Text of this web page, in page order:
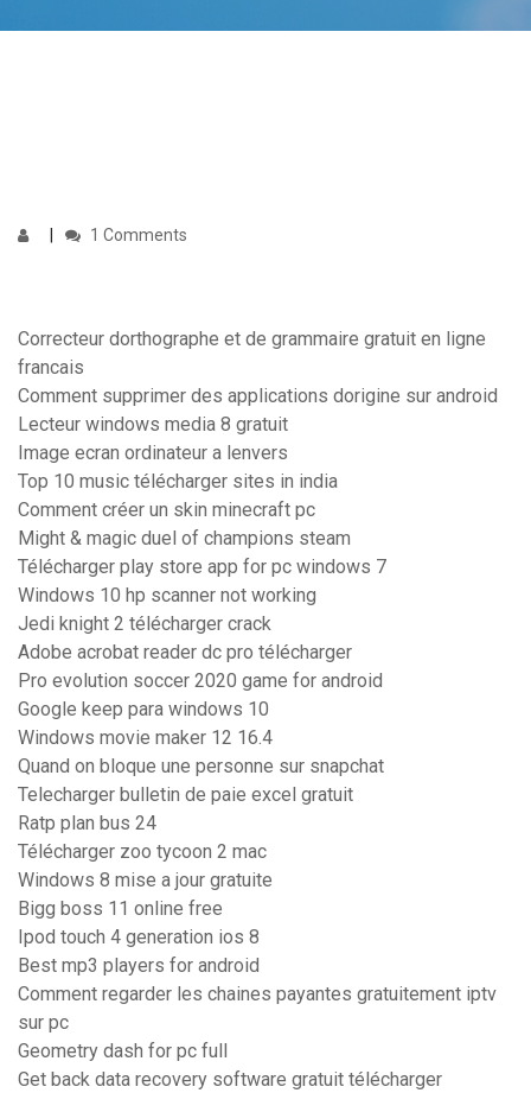
1 Comments
Correcteur dorthographe et de grammaire gratuit en ligne
francais
Comment supprimer des applications dorigine sur android
Lecteur windows media 8 gratuit
Image ecran ordinateur a lenvers
Top 10 music télécharger sites in india
Comment créer un skin minecraft pc
Might & magic duel of champions steam
Télécharger play store app for pc windows 7
Windows 10 hp scanner not working
Jedi knight 2 télécharger crack
Adobe acrobat reader dc pro télécharger
Pro evolution soccer 2020 game for android
Google keep para windows 10
Windows movie maker 12 16.4
Quand on bloque une personne sur snapchat
Telecharger bulletin de paie excel gratuit
Ratp plan bus 24
Télécharger zoo tycoon 2 mac
Windows 8 mise a jour gratuite
Bigg boss 11 online free
Ipod touch 4 generation ios 8
Best mp3 players for android
Comment regarder les chaines payantes gratuitement iptv
sur pc
Geometry dash for pc full
Get back data recovery software gratuit télécharger